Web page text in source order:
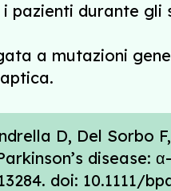
pazienti durante gli
a mutazioni
D, Del Sorbo
disease: α-
doi: 10.1111/